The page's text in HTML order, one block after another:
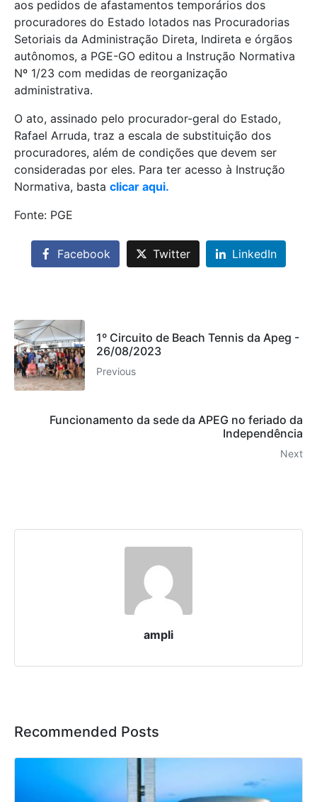
aos pedidos de afastamentos temporários dos
procuradores do Estado lotados nas Procuradorias
Setoriais da Administração Direta, Indireta e órgãos
autônomos, a PGE-GO editou a Instrução Normativa
Nº 1/23 com medidas de reorganização
administrativa.
O ato, assinado pelo procurador-geral do Estado,
Rafael Arruda, traz a escala de substituição dos
procuradores, além de condições que devem ser
consideradas por eles. Para ter acesso à Instrução
Normativa, basta clicar aqui.
Fonte: PGE
Facebook Twitter LinkedIn
1º Circuito de Beach Tennis da Apeg -
26/08/2023
Previous
Funcionamento da sede da APEG no feriado da
Independência
Next
ampli
Recommended Posts